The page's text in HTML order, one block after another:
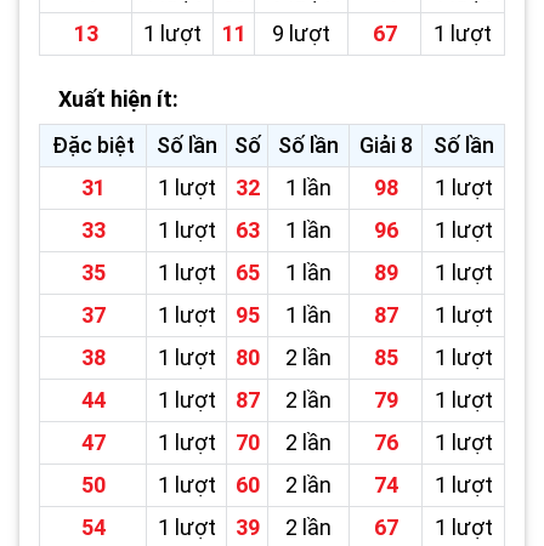
13
1 lượt 11 9 lượt 67 1 lượt
Xuất hiện ít:
Đặc biệt
Số lần Số Số lần Giải 8
Số lần
31
1 lượt 32 1 lần 98
1 lượt
33
1 lượt 63 1 lần 96
1 lượt
35
1 lượt 65 1 lần 89
1 lượt
37
1 lượt 95 1 lần 87
1 lượt
38
1 lượt 80 2 lần 85
1 lượt
44
1 lượt 87 2 lần 79
1 lượt
47
1 lượt 70 2 lần 76
1 lượt
50
1 lượt 60 2 lần 74
1 lượt
54
1 lượt 39 2 lần 67
1 lượt